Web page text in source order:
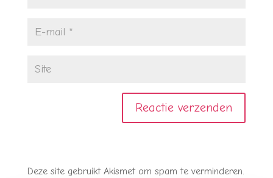
Deze site gebruikt Akismet om spam te verminderen.